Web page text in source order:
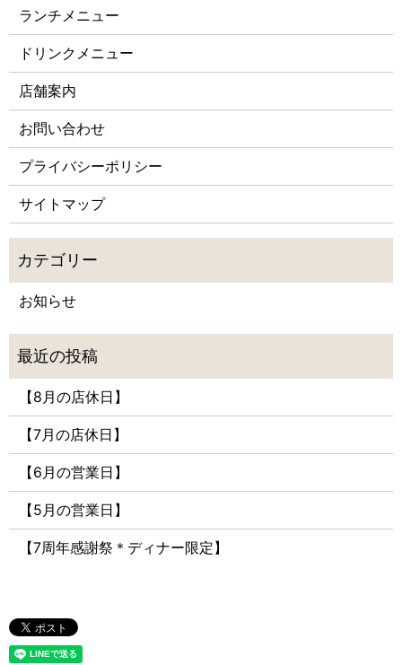
ランチメニュー
ドリンクメニュー
店舗案内
お問い合わせ
プライバシーポリシー
サイトマップ
お知らせ
【8月の店休日】
【7月の店休日】
【6月の営業日】
【5月の営業日】
【7周年感謝祭＊ディナー限定】